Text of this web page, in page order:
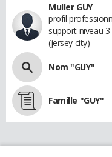
Muller GUY
profil
support niveau
(jersey city)
Nom "GUY"
Famille "GUY"